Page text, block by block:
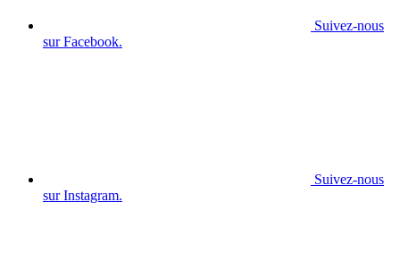
Suivez-nous
sur Facebook.
Suivez-nous
sur Instagram.